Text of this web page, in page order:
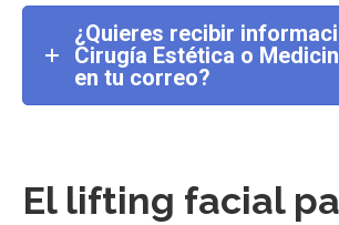
¿Quieres recibir
Cirugía Estética o
en tu correo?
El lifting facial